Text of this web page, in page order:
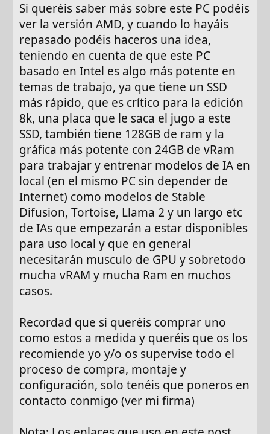
Si queréis saber más sobre este PC podéis
ver la versión AMD, y cuando lo hayáis
repasado podéis haceros una idea,
teniendo en cuenta de que este PC
basado en Intel es algo más potente en
temas de trabajo, ya que tiene un SSD
más rápido, que es crítico para la edición
8k, una placa que le saca el jugo a este
SSD, también tiene 128GB de ram y la
gráfica más potente con 24GB de vRam
para trabajar y entrenar modelos de IA en
local (en el mismo PC sin depender de
Internet) como modelos de Stable
Difusion, Tortoise, Llama 2 y un largo etc
de IAs que empezarán a estar disponibles
para uso local y que en general
necesitarán musculo de GPU y sobretodo
mucha vRAM y mucha Ram en muchos
casos.
Recordad que si queréis comprar uno
como estos a medida y queréis que os los
recomiende yo y/o os supervise todo el
proceso de compra, montaje y
configuración, solo tenéis que poneros en
contacto conmigo (ver mi firma)